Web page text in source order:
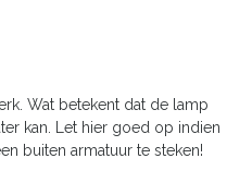
Wat betekent dat de lamp
kan. Let hier goed op indien
buiten armatuur te steken!